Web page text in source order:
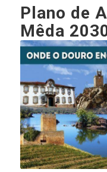
Plano de
Mêda